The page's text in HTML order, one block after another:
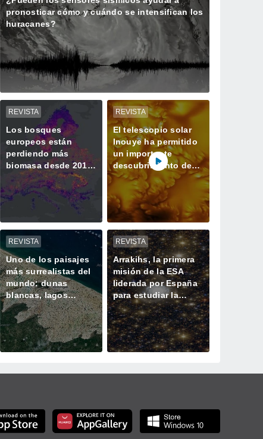
pronosticar cómo y cuándo se intensifican los
huracanes?
REVISTA
Los bosques
europeos están
perdiendo más
biomasa desde 2018
y almacenando
menos CO2
REVISTA
El telescopio solar
Inouye ha permitido
un importante
descubrimiento de
un proceso solar
oculto hasta ahora
REVISTA
Uno de los paisajes
más surrealistas del
mundo: dunas
blancas, lagos
azules oscuros y
verde vegetación
REVISTA
Arrakihs, la primera
misión de la ESA
liderada por España
para estudiar la
historia oculta de las
galaxias